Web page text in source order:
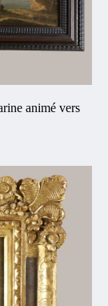
animé vers